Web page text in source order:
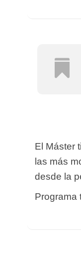
El Máster
las más
desde la
Programa